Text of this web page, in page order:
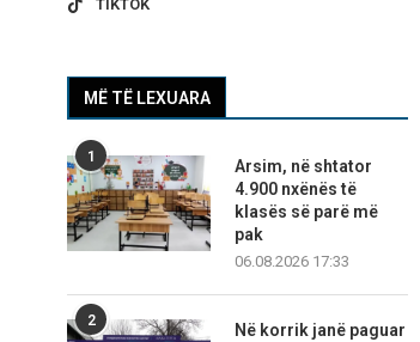
TIKTOK
MË TË LEXUARA
1
Arsim, në shtator
4.900 nxënës të
klasës së parë më
pak
06.08.2026 17:33
2
Në korrik janë paguar